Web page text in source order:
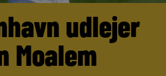
udlejer
Moalem